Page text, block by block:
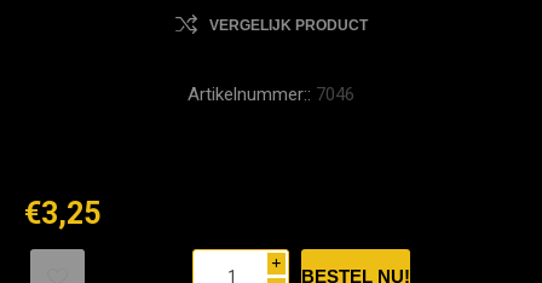
VERGELIJK PRODUCT
Artikelnummer:: 7046
€3,25
i